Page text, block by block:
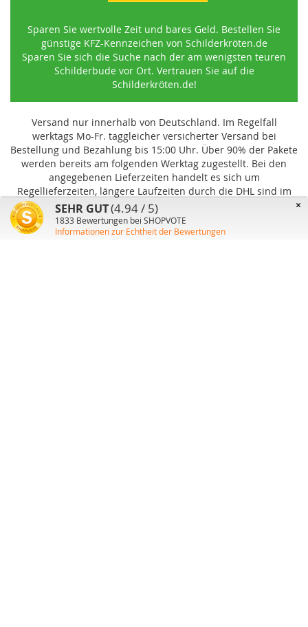
Sparen Sie wertvolle Zeit und bares Geld. Bestellen Sie
günstige KFZ-Kennzeichen von Schilderkröten.de
Sparen Sie sich die Suche nach der am wenigsten teuren
Schilderbude vor Ort. Vertrauen Sie auf die
Schilderkröten.de!
Versand nur innerhalb von Deutschland. Im Regelfall
werktags Mo-Fr. taggleicher versicherter Versand bei
Bestellung und Bezahlung bis 15:00 Uhr. Über 90% der Pakete
werden bereits am folgenden Werktag zugestellt. Bei den
angegebenen Lieferzeiten handelt es sich um
Regellieferzeiten, längere Laufzeiten durch die DHL sind im
Einzelfall möglich und können von uns nicht beeinflusst
werden.
×
SEHR GUT(4.94 / 5)
1833 Bewertungen bei SHOPVOTE
Informationen zur Echtheit der Bewertungen